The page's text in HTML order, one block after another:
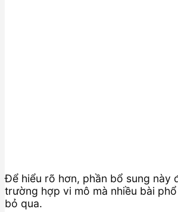
Để hiểu rõ hơn, phần bổ sung này
trường hợp vi mô mà nhiều bài
bỏ qua.